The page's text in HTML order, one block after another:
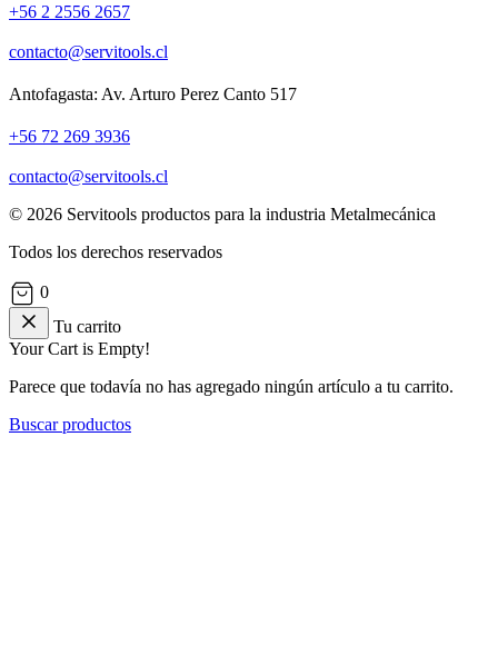
+56 2 2556 2657
contacto@servitools.cl
Antofagasta: Av. Arturo Perez Canto 517
+56 72 269 3936
contacto@servitools.cl
© 2026 Servitools productos para la industria Metalmecánica
Todos los derechos reservados
0
Tu carrito
Your Cart is Empty!
Parece que todavía no has agregado ningún artículo a tu carrito.
Buscar productos